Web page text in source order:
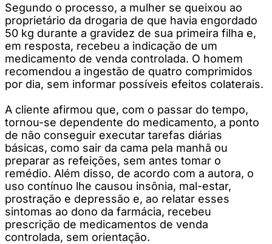
Segundo o processo, a mulher se queixou ao
proprietário da drogaria de que havia engordado
50 kg durante a gravidez de sua primeira filha e,
em resposta, recebeu a indicação de um
medicamento de venda controlada. O homem
recomendou a ingestão de quatro comprimidos
por dia, sem informar possíveis efeitos colaterais.
A cliente afirmou que, com o passar do tempo,
tornou-se dependente do medicamento, a ponto
de não conseguir executar tarefas diárias
básicas, como sair da cama pela manhã ou
preparar as refeições, sem antes tomar o
remédio. Além disso, de acordo com a autora, o
uso contínuo lhe causou insônia, mal-estar,
prostração e depressão e, ao relatar esses
sintomas ao dono da farmácia, recebeu
prescrição de medicamentos de venda
controlada, sem orientação.